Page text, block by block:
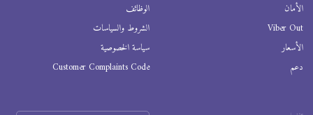
الأمان
Viber Out
الأسعار
دعم
الوظائف
الشروط والسياسات
سياسة الخصوصية
Customer Complaints Code